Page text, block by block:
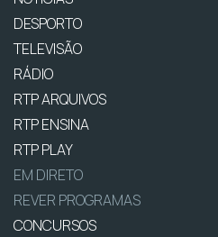
DESPORTO
TELEVISÃO
RÁDIO
RTP ARQUIVOS
RTP ENSINA
RTP PLAY
EM DIRETO
REVER PROGRAMAS
CONCURSOS